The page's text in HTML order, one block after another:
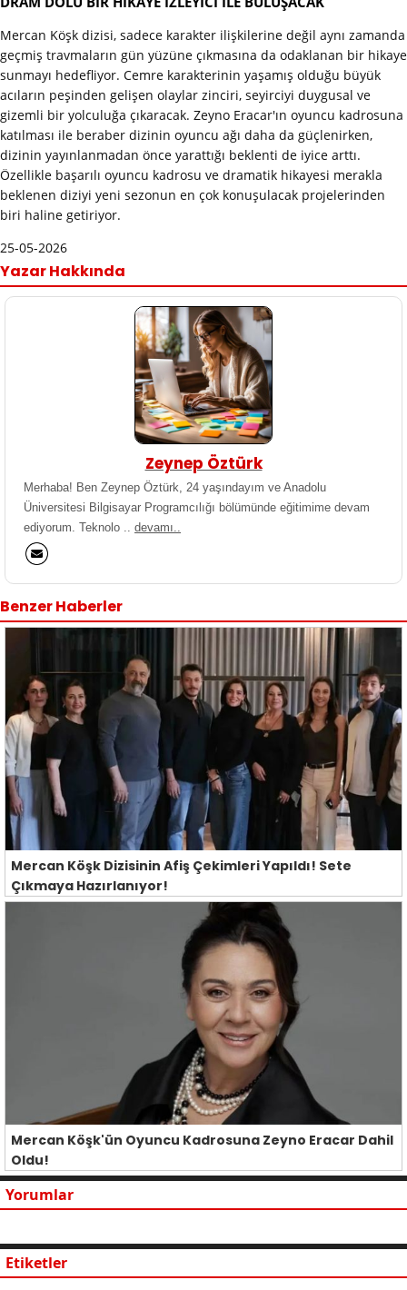
Mercan Köşk dizisi, sadece karakter ilişkilerine değil aynı zamanda
geçmiş travmaların gün yüzüne çıkmasına da odaklanan bir hikaye
sunmayı hedefliyor. Cemre karakterinin yaşamış olduğu büyük
acıların peşinden gelişen olaylar zinciri, seyirciyi duygusal ve
gizemli bir yolculuğa çıkaracak. Zeyno Eracar'ın oyuncu kadrosuna
katılması ile beraber dizinin oyuncu ağı daha da güçlenirken,
dizinin yayınlanmadan önce yarattığı beklenti de iyice arttı.
Özellikle başarılı oyuncu kadrosu ve dramatik hikayesi merakla
beklenen diziyi yeni sezonun en çok konuşulacak projelerinden
biri haline getiriyor.
25-05-2026
Yazar Hakkında
Zeynep Öztürk
Merhaba! Ben Zeynep Öztürk, 24 yaşındayım ve Anadolu
Üniversitesi Bilgisayar Programcılığı bölümünde eğitimime devam
ediyorum. Teknolo .. devamı..
Benzer Haberler
Mercan Köşk Dizisinin Afiş Çekimleri Yapıldı! Sete
Çıkmaya Hazırlanıyor!
Mercan Köşk'ün Oyuncu Kadrosuna Zeyno Eracar Dahil
Oldu!
Yorumlar
Etiketler